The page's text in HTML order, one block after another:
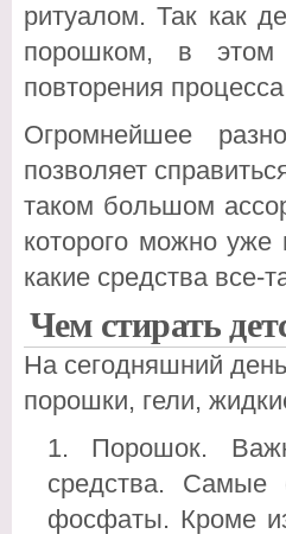
ритуалом. Так как
порошком, в этом
повторения
Огромнейшее
позволяет
таком большом
которого можно
какие средства все-
Чем стирать
На сегодняшний
порошки, гели,
Порошок.
средства.
фосфаты. Кроме